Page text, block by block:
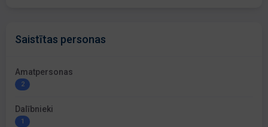
Saistītas personas
Amatpersonas
2
Dalībnieki
1